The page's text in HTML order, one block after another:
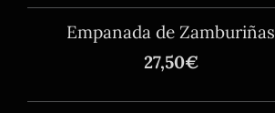
Empanada de Zamburiñas
27,50€